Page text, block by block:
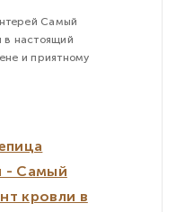
Самый
в настоящий
и приятному
- Самый
кровли в